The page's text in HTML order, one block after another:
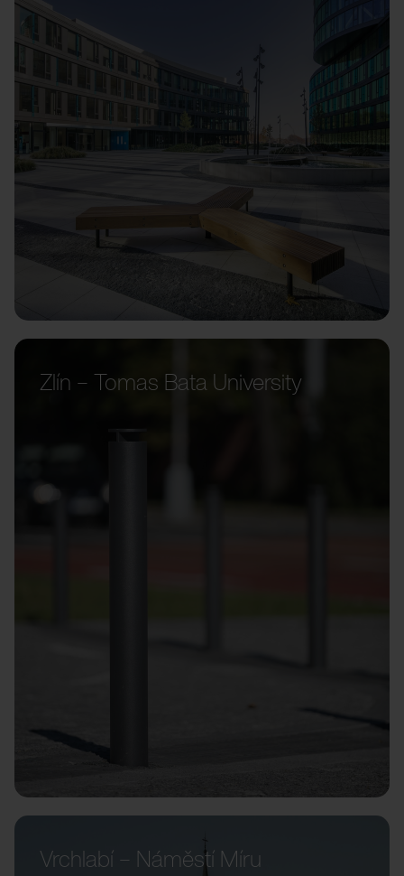
Zlín – Tomas Bata University
Vrchlabí – Náměstí Míru